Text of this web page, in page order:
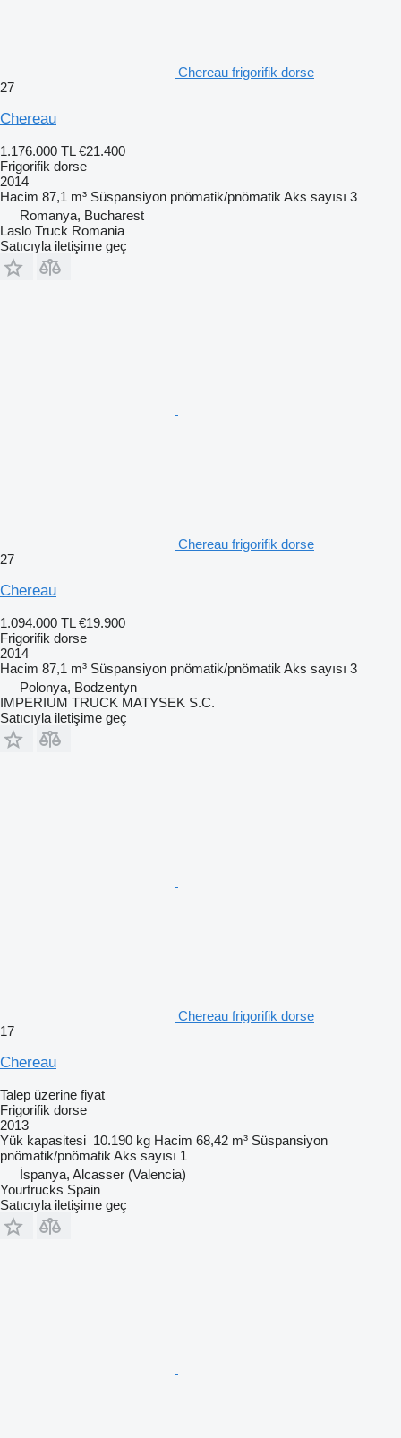
Chereau frigorifik dorse
27
Chereau
1.176.000 TL €21.400
Frigorifik dorse
2014
Hacim 87,1 m³ Süspansiyon pnömatik/pnömatik Aks sayısı 3
Romanya, Bucharest
Laslo Truck Romania
Satıcıyla iletişime geç
Chereau frigorifik dorse
27
Chereau
1.094.000 TL €19.900
Frigorifik dorse
2014
Hacim 87,1 m³ Süspansiyon pnömatik/pnömatik Aks sayısı 3
Polonya, Bodzentyn
IMPERIUM TRUCK MATYSEK S.C.
Satıcıyla iletişime geç
Chereau frigorifik dorse
17
Chereau
Talep üzerine fiyat
Frigorifik dorse
2013
Yük kapasitesi 10.190 kg Hacim 68,42 m³ Süspansiyon
pnömatik/pnömatik Aks sayısı 1
İspanya, Alcasser (Valencia)
Yourtrucks Spain
Satıcıyla iletişime geç